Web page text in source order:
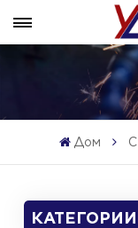
Дом
КАТЕГОРИИ